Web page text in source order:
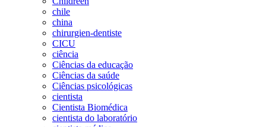
chile
china
chirurgien-dentiste
CICU
ciência
Ciências da educação
Ciências da saúde
Ciências psicológicas
cientista
Cientista Biomédica
cientista do laboratório